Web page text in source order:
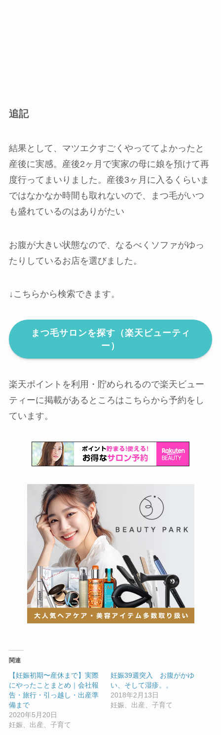
追記
結果として、マツエクすごくやっててよかったと
産後に実感。産後2ヶ月で実家の母に娘を預けて再
度行ってまいりました。産後3ヶ月に入るくらいま
ではなかなか時間も取れないので、まつ毛がいつ
も盛れているのはありがたい
お腹が大きい状態なので、なるべくソファがゆっ
たりしているお店を選びました。
↓こちらから検索できます。
まつ毛サロンを探す（楽天ビューティ
ー）
楽天ポイントを利用・貯められるので楽天ビュー
ティーに掲載があるところはこちらから予約をし
ています。
関連
【妊娠初期〜産休まで】実際
にやったことまとめ｜会社報
告・旅行・引っ越し・出産準
備まで
2020年5月20日
妊娠、出産、子育て
妊娠39週突入 お腹がかゆ
い、そして湿疹。。
2018年2月13日
妊娠、出産、子育て